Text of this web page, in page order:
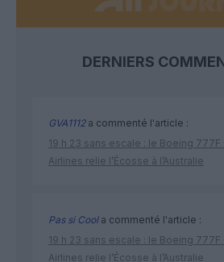
DERNIERS
GVA1112a commenté l'article :
19 h 23 sans escale : le Boeing 777F
Airlines relie l’Écosse à l’Australie
Pas si Coola commenté l'article :
19 h 23 sans escale : le Boeing 777F
Airlines relie l’Écosse à l’Australie